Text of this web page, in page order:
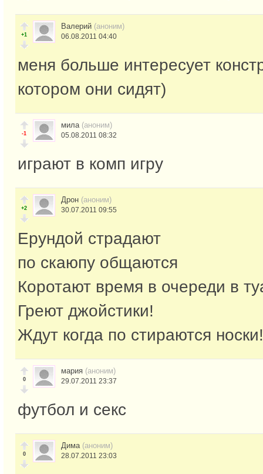
+1
Валерий (аноним)
06.08.2011 04:40
меня больше интересует
котором они сидят)
-1
мила (аноним)
05.08.2011 08:32
играют в комп игру
+2
Дрон (аноним)
30.07.2011 09:55
Ерундой страдают
по скаюпу общаются
Коротают время в очереди в
Греют джойстики!
Ждут когда по стираются носки!
0
мария (аноним)
29.07.2011 23:37
футбол и секс
0
Дима (аноним)
28.07.2011 23:03